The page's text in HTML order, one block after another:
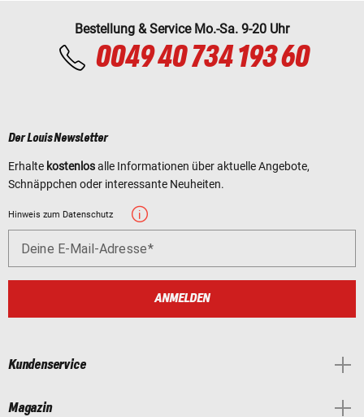
Bestellung & Service Mo.-Sa. 9-20 Uhr
0049 40 734 193 60
Der Louis Newsletter
Erhalte kostenlosalle Informationen über aktuelle Angebote,
Schnäppchen oder interessante Neuheiten.
Hinweis zum Datenschutz
Deine E-Mail-Adresse
ANMELDEN
Kundenservice
Magazin